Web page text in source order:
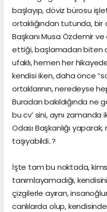
başlayıp, döviz bürosu
ortaklığından tutunda,
Başkanı Musa Özdemir
ettiği, başlamadan biten
ufaklı, hemen her
kendisi iken, daha önce
ortaklarının, neredeyse
Buradan bakıldığında ne
bu cv’ sini, aynı
Odası Başkanlığı
taşıyabildi..?
İşte tam bu noktada,
tanımlayamadığı,
çizgilerle ayıran,
canlılarda olup,